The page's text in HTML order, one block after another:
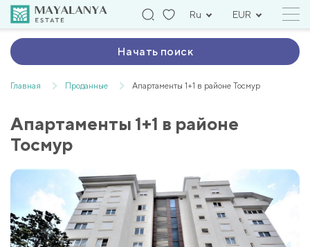
Ru EUR
Начать поиск
Главная Проданные Апартаменты 1+1 в районе Тосмур
Апартаменты 1+1 в районе
Тосмур